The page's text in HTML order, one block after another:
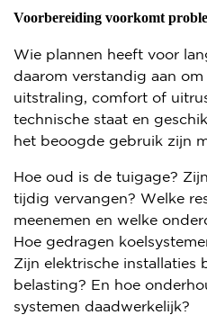
Voorbereiding voorkomt
Wie plannen heeft voor
daarom verstandig aan
uitstraling, comfort of
technische staat en
het beoogde gebruik zijn
Hoe oud is de tuigage?
tijdig vervangen? Welke
meenemen en welke
Hoe gedragen
Zijn elektrische installaties
belasting? En hoe
systemen daadwerkelijk?